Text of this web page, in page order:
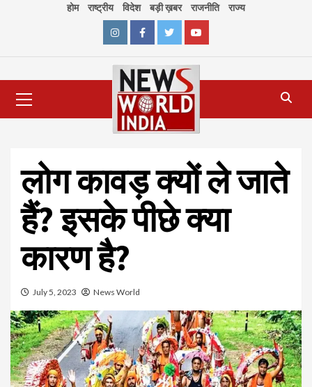
होम राष्ट्रीय विदेश बड़ी ख़बर राजनीति राज्य
InstagramFacebookTwitterYoutube
Menu
लोग कावड़ क्यों ले जाते
हैं? इसके पीछे क्या
कारण है?
July 5, 2023 News World